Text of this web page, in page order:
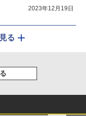
2023年12月19日
る